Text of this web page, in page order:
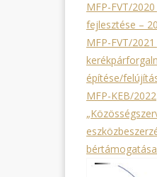
MFP-FVT/
fejlesztése –
MFP-FVT/
építése/
MFP-KEB/2022